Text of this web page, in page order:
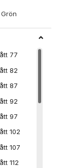
Grön
77
82
87
92
97
102
107
112